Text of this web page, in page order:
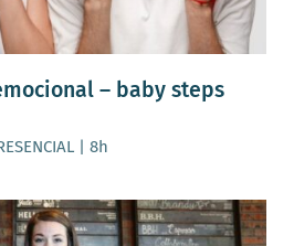
– baby steps
| 8h